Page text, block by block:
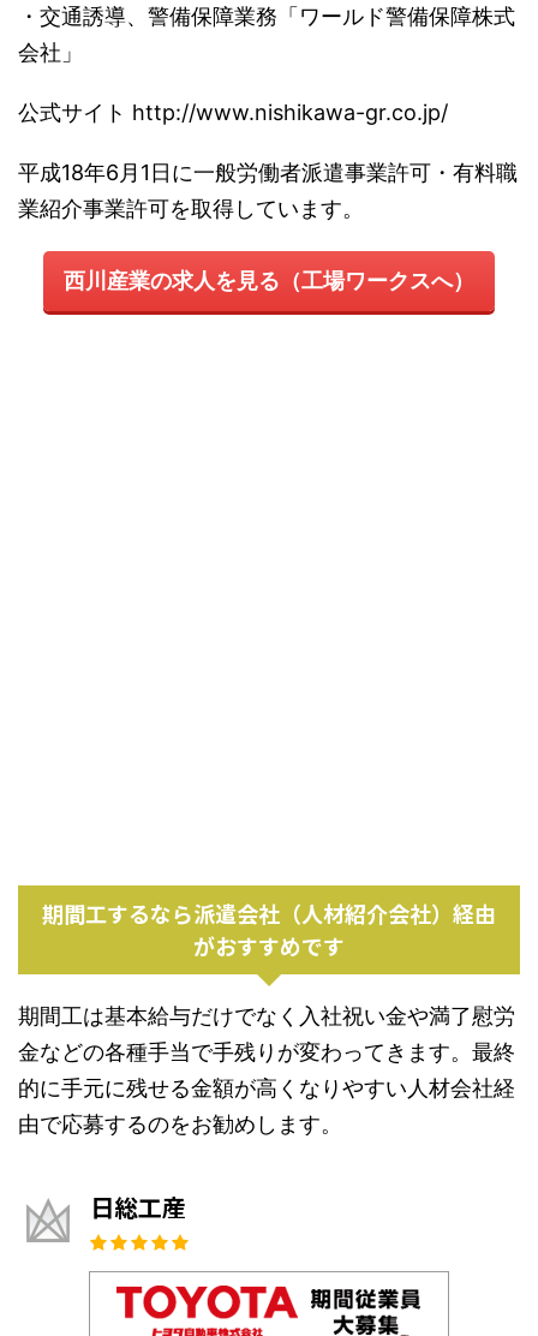
・交通誘導、警備保障業務「ワールド警備保障株式
会社」
公式サイト http://www.nishikawa-gr.co.jp/
平成18年6月1日に一般労働者派遣事業許可・有料職
業紹介事業許可を取得しています。
西川産業の求人を見る（工場ワークスへ）
期間工するなら派遣会社（人材紹介会社）経由
がおすすめです
期間工は基本給与だけでなく入社祝い金や満了慰労
金などの各種手当で手残りが変わってきます。最終
的に手元に残せる金額が高くなりやすい人材会社経
由で応募するのをお勧めします。
日総工産